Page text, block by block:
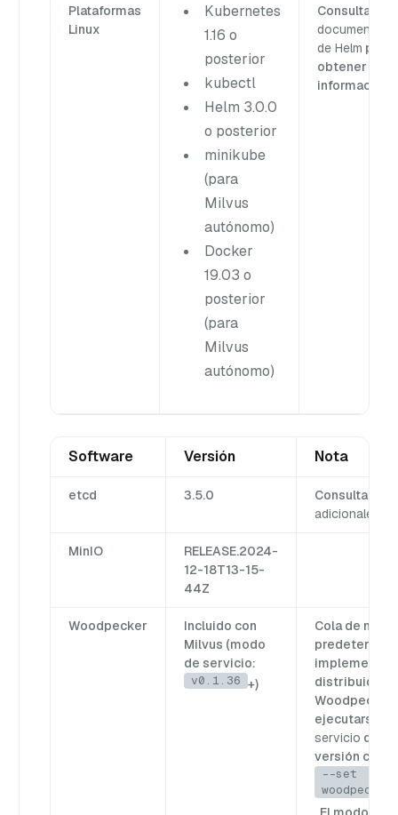
Plataformas
Linux
Kubernetes
1.16 o
posterior
kubectl
Helm 3.0.0
o posterior
minikube
(para
Milvus
autónomo)
Docker
19.03 o
posterior
(para
Milvus
autónomo)
Consulta
de Helm para
obtener más
información.
Software Versión Nota
etcd 3.5.0 Consulta
adicionales
MinIO
RELEASE.2024-
12-18T13-15-
44Z
Woodpecker
Incluido con
Milvus (modo
de servicio:
v0.1.36 +)
Cola de
distribuidas,
Woodpecker
ejecutarse
servicio
versión con
--set